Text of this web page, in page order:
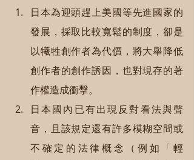
日本為迎頭趕上美國等先進國家的
發展，採取比較寬鬆的制度，卻是
以犧牲創作者為代價，將大舉降低
創作者的創作誘因，也對現存的著
作權造成衝擊。
日本國內已有出現反對看法與聲
音，且該規定還有許多模糊空間或
不確定的法律概念（例如「輕